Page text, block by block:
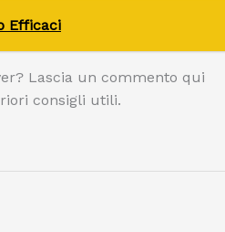
Efficaci
Lascia un commento qui
consigli utili.